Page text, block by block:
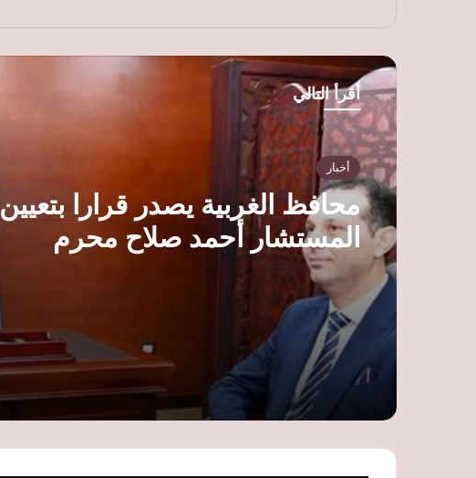
الوي
ب
أقرأ التالي
أخبار
محافظ الغربية يصدر قرارا بتعيين
المستشار أحمد صلاح محرم
مستشارا قانونيا للمحافظة